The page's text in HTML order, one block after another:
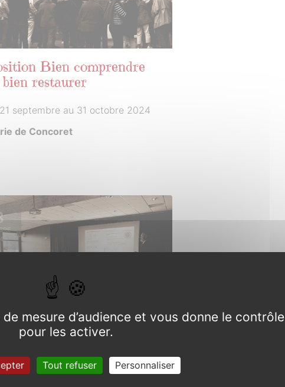
Bien comprendre
restaurer
septembre au 31 octobre 2024
de Concoret
publique
mesure d’audience et vous donne le contrôle
pour les activer.
Tout refuser Personnaliser